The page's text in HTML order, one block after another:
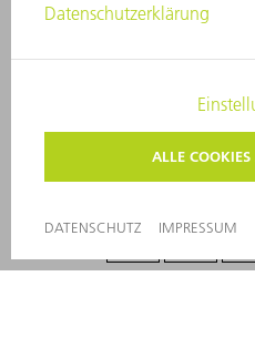
PRESSEMITTEILUNGEN
LIEFERANTEN